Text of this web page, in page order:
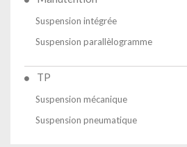
Suspension intégrée
Suspension parallèlogramme
TP
Suspension mécanique
Suspension pneumatique